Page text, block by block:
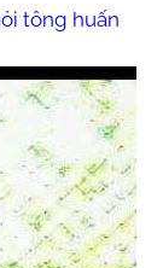
tông huấn